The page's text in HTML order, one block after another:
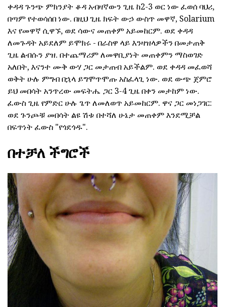
ቀዳዳ ጉንጭ ምክንያት ቆዳ አብዛኛውን ጊዜ ከ2-3 ወር ነው ፈወሰ ባህሪ,
በጣም የተወሳሰበ ነው. በዚህ ጊዜ ክፍት ውኃ ውስጥ መዋኛ, Solarium
እና የመዋኛ ሲዋኙ, ወደ ሳውና መጠቀም አይመከርም. ወደ ቀዳዳ
ለመጉዳት አይደለም ይሞክሩ - በራስዋ ላይ እንዛዝላዎችን በመታጠቅ
ጊዜ ልብሱን ያዝ. በተጨማሪም ለመዋቢያነት መጠቀምን ማስወገድ
አለበት, እናንተ ሙቅ ውሃ ጋር መታጠብ አይችልም. ወደ ቀዳዳ መፈወሻ
ወቅት ሁሉ ምግብ በኋላ ይግሞጥሞጡ አስፈላጊ ነው. ወደ ውጭ ጀምሮ
ይህ መበሳት አንጥረው መፍትሔ ጋር 3-4 ጊዜ በቀን መታከም ነው.
ፈውስ ጊዜ የምድር ሁሉ ጌጥ ለመለወጥ አይመከርም. ዋና ጋር መነጋገር:
ወደ ጉንጮቹ መበሳት ልዩ ሽቱ በተሻለ ሁኔታ መጠቀም እንደሚቻል
በፍጥነት ፈውስ "የጎደጎዱ".
በተቻለ ችግሮች